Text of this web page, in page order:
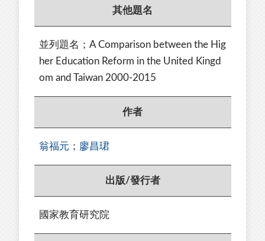
其他題名
並列題名；A Comparison between the Hig
her Education Reform in the United Kingd
om and Taiwan 2000-2015
作者
翁福元 ； 廖昌珺
出版/發行者
國家教育研究院